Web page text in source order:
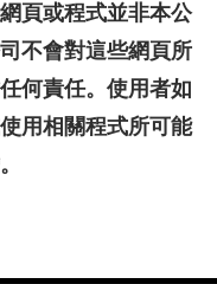
頁或程式並非本公
不會對這些網頁所
何責任。使用者如
用相關程式所可能